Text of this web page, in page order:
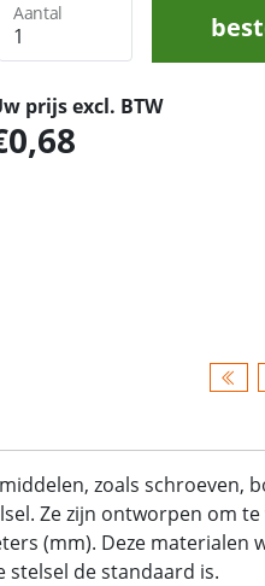
Aantal
prijs excl. BTW
0,68
zoals schroeven,
Ze zijn ontworpen om
(mm). Deze materialen
de standaard is.